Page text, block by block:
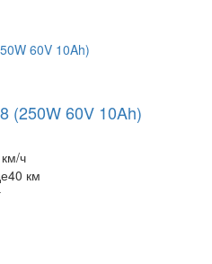
(250W 60V 10Ah)
ч
40 км